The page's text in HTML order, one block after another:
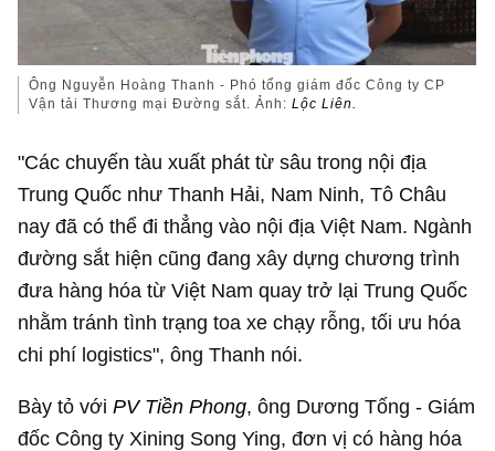
Ông Nguyễn Hoàng Thanh - Phó tổng giám đốc Công ty CP
Vận tải Thương mại Đường sắt. Ảnh:Lộc Liên.
"Các chuyến tàu xuất phát từ sâu trong nội địa
Trung Quốc như Thanh Hải, Nam Ninh, Tô Châu
nay đã có thể đi thẳng vào nội địa Việt Nam. Ngành
đường sắt hiện cũng đang xây dựng chương trình
đưa hàng hóa từ Việt Nam quay trở lại Trung Quốc
nhằm tránh tình trạng toa xe chạy rỗng, tối ưu hóa
chi phí logistics", ông Thanh nói.
Bày tỏ vớiPV Tiền Phong, ông Dương Tống - Giám
đốc Công ty Xining Song Ying, đơn vị có hàng hóa